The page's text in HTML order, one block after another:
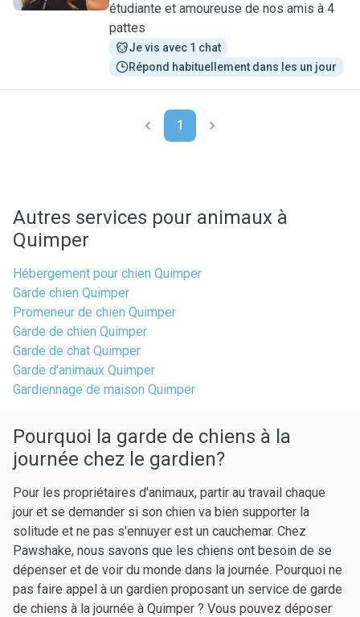
étudiante et amoureuse de nos amis à 4
pattes
Je vis avec 1 chat
Répond habituellement dans les un jour
1
Autres services pour animaux à
Quimper
Hébergement pour chien Quimper
Garde chien Quimper
Promeneur de chien Quimper
Garde de chien Quimper
Garde de chat Quimper
Garde d'animaux Quimper
Gardiennage de maison Quimper
Pourquoi la garde de chiens à la
journée chez le gardien?
Pour les propriétaires d'animaux, partir au travail chaque
jour et se demander si son chien va bien supporter la
solitude et ne pas s'ennuyer est un cauchemar. Chez
Pawshake, nous savons que les chiens ont besoin de se
dépenser et de voir du monde dans la journée. Pourquoi ne
pas faire appel à un gardien proposant un service de garde
de chiens à la journée à Quimper ? Vous pouvez déposer